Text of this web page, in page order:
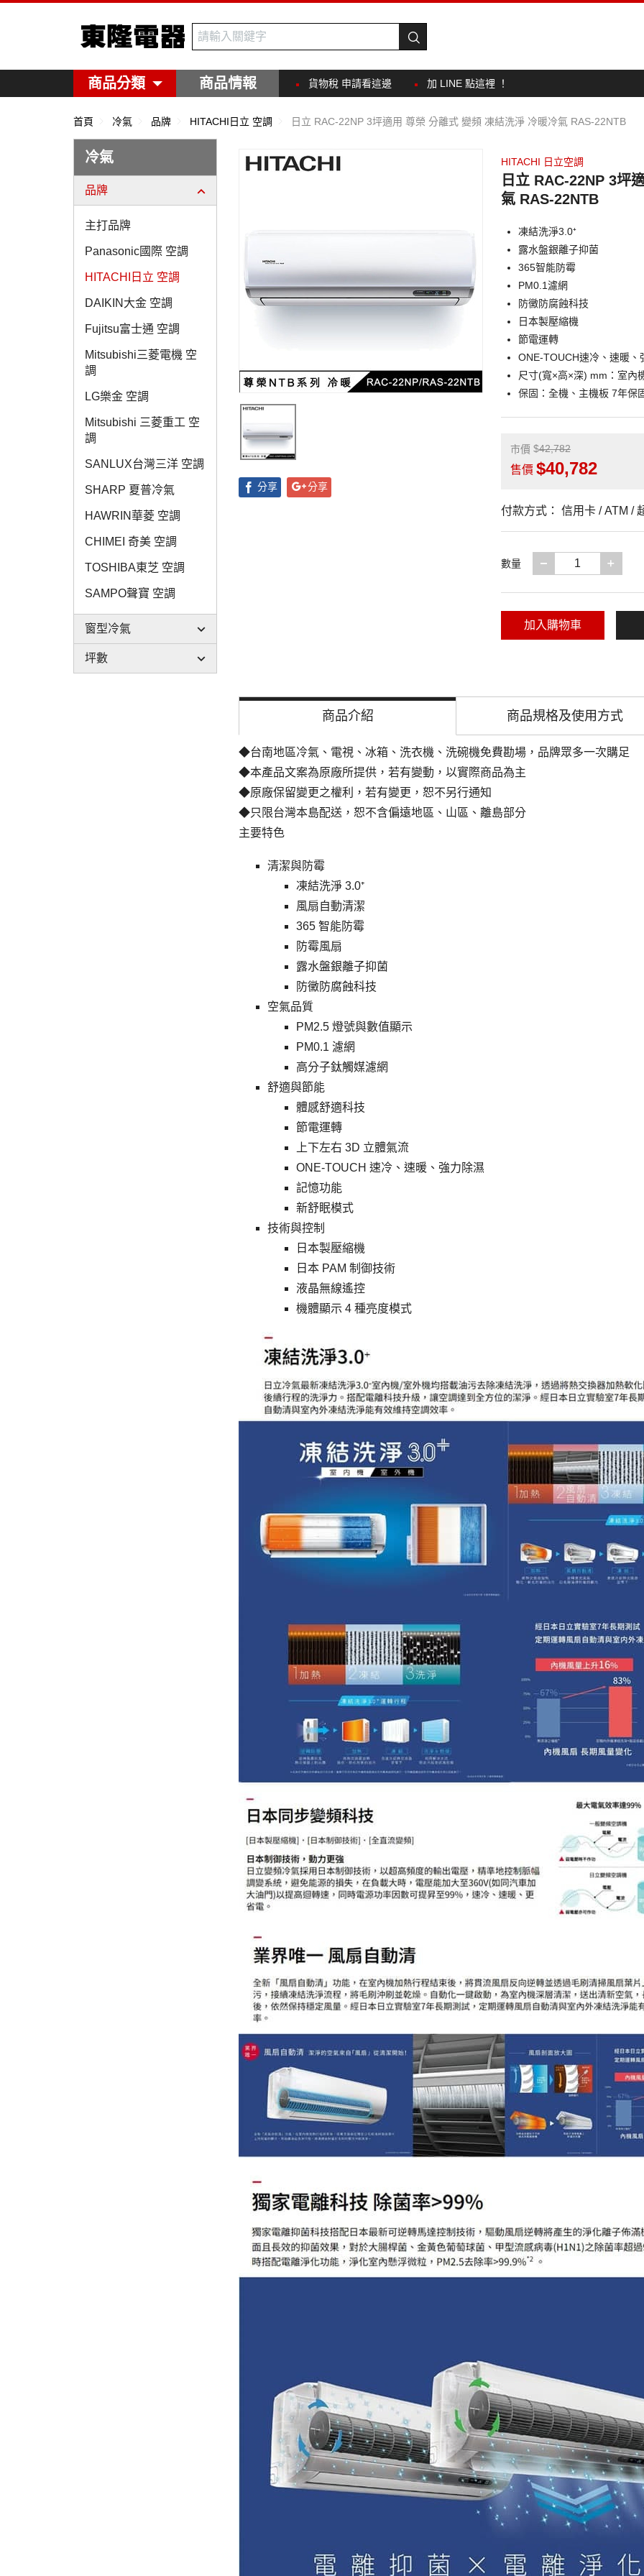
東隆電器
商品分類 商品情報 貨物稅 申請看這邊 加 LINE 點這裡 ！
首頁 冷氣 品牌 HITACHI日立 空調 日立 RAC-22NP 3坪適用 尊榮 分離式 變頻 凍結洗淨 冷暖冷氣 RAS-22NTB
冷氣
品牌
主打品牌
Panasonic國際 空調
HITACHI日立 空調
DAIKIN大金 空調
Fujitsu富士通 空調
Mitsubishi三菱電機 空
調
LG樂金 空調
Mitsubishi 三菱重工 空
調
SANLUX台灣三洋 空調
SHARP 夏普冷氣
HAWRIN華菱 空調
CHIMEI 奇美 空調
TOSHIBA東芝 空調
SAMPO聲寶 空調
窗型冷氣
坪數
分享 分享
HITACHI 日立空調
日立 RAC-22NP 3坪
氣 RAS-22NTB
凍結洗淨3.0⁺
露水盤銀離子抑菌
365智能防霉
PM0.1濾網
防黴防腐蝕科技
日本製壓縮機
節電運轉
ONE-TOUCH速冷、速暖、
尺寸(寬×高×深) mm：室
保固：全機、主機板 7年保
市價 42,782
售價 40,782
付款方式： 信用卡 / ATM /
數量 減少一項
加入購物車
商品介紹 商品規格及使用方式
◆台南地區冷氣、電視、冰箱、洗衣機、洗碗機免費勘場，品牌眾多一次購足
◆本產品文案為原廠所提供，若有變動，以實際商品為主
◆原廠保留變更之權利，若有變更，恕不另行通知
◆只限台灣本島配送，恕不含偏遠地區、山區、離島部分
主要特色
清潔與防霉
凍結洗淨 3.0⁺
風扇自動清潔
365 智能防霉
防霉風扇
露水盤銀離子抑菌
防黴防腐蝕科技
空氣品質
PM2.5 燈號與數值顯示
PM0.1 濾網
高分子鈦觸媒濾網
舒適與節能
體感舒適科技
節電運轉
上下左右 3D 立體氣流
ONE-TOUCH 速冷、速暖、強力除濕
記憶功能
新舒眠模式
技術與控制
日本製壓縮機
日本 PAM 制御技術
液晶無線遙控
機體顯示 4 種亮度模式